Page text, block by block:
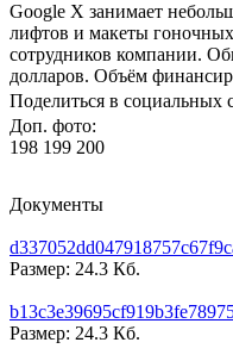
Google X занимает
лифтов и макеты гоночных
сотрудников компании.
долларов. Объём
Поделиться в социальных
Доп. фото:
198 199 200
Документы
Размер: 24.3 Кб.
Размер: 24.3 Кб.